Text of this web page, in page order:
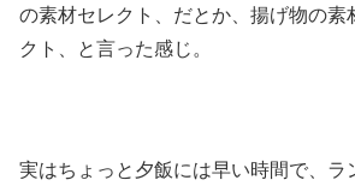
の素材セレクト、だとか、揚げ物の素
クト、と言った感じ。
実はちょっと夕飯には早い時間で、ラ